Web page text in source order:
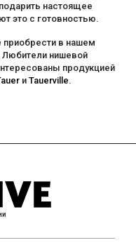
настоящее
это с готовностью.
в нашем
Любители нишевой
продукцией
и Tauerville.